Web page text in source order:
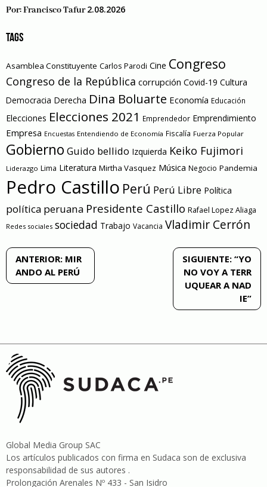
Por:Francisco Tafur 2.08.2026
TAGS
Asamblea Constituyente Carlos Parodi Cine Congreso
Congreso de la República corrupción Covid-19 Cultura
Democracia Derecha Dina Boluarte Economía Educación
Elecciones Elecciones 2021 Emprendedor Emprendimiento
Empresa Encuestas Entendiendo de Economía Fiscalía Fuerza Popular
Gobierno Guido bellido Izquierda Keiko Fujimori
Liderazgo Lima Literatura Mirtha Vasquez Música Negocio Pandemia
Pedro Castillo Perú Perú Libre Política
política peruana Presidente Castillo Rafael Lopez Aliaga
Redes sociales sociedad Trabajo Vacancia Vladimir Cerrón
Navegación
de
ANTERIOR: MIR
ANDO AL PERÚ
SIGUIENTE: “YO
NO VOY A TERR
UQUEAR A NAD
IE”
Global Media Group SAC
Los artículos publicados con firma en Sudaca son de exclusiva
responsabilidad de sus autores .
Prolongación Arenales Nº 433 - San Isidro